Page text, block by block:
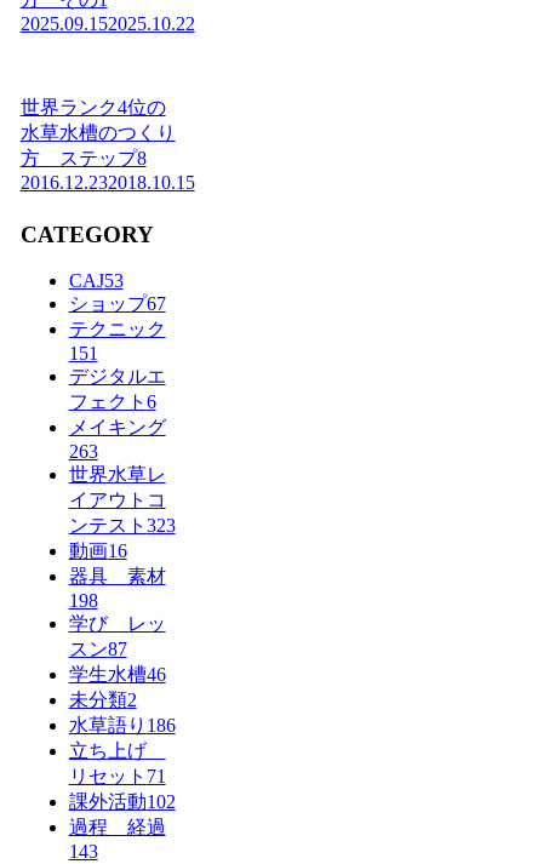
2025.09.152025.10.22
世界ランク4位の
水草水槽のつくり
方 ステップ8
2016.12.232018.10.15
CATEGORY
CAJ53
ショップ67
テクニック
151
デジタルエ
フェクト 6
メイキング
263
世界水草レ
イアウトコ
ンテスト 323
動画16
器具 素材
198
学び レッ
スン87
学生水槽46
未分類2
水草語り 186
立ち上げ
リセット 71
課外活動102
過程 経過
143